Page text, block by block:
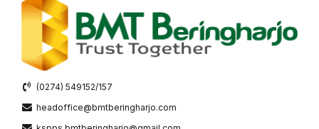
(0274) 549152/157
headoffice@bmtberingharjo.com